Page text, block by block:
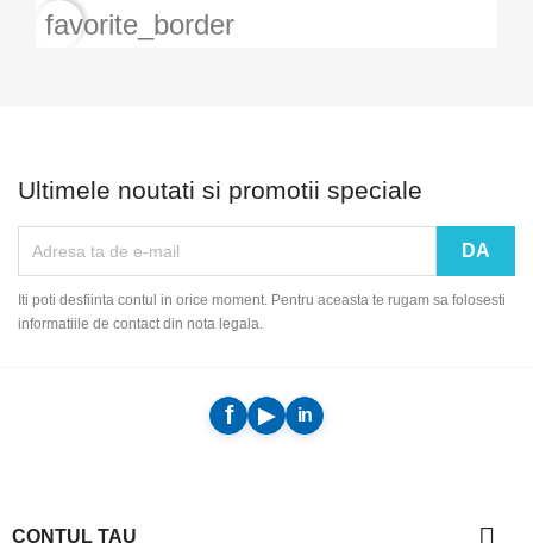
favorite_border
Ultimele noutati si promotii speciale
Iti poti desfiinta contul in orice moment. Pentru aceasta te rugam sa folosesti
informatiile de contact din nota legala.
CONTUL TAU